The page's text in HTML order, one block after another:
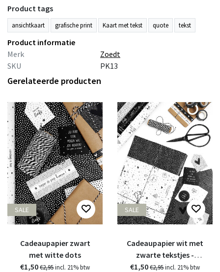
Product tags
ansichtkaart grafische print Kaart met tekst quote tekst
Product informatie
Merk
Zoedt
SKU
PK13
Gerelateerde producten
SALE
Cadeaupapier zwart
met witte dots
€1,50€2,95incl. 21% btw
SALE
Cadeaupapier wit met
zwarte tekstjes -
verjaardag
€1,50€2,95incl. 21% btw